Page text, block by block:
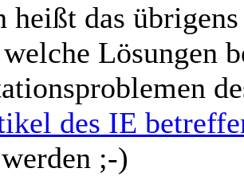
heißt das
Lösungen
des IE
;-)